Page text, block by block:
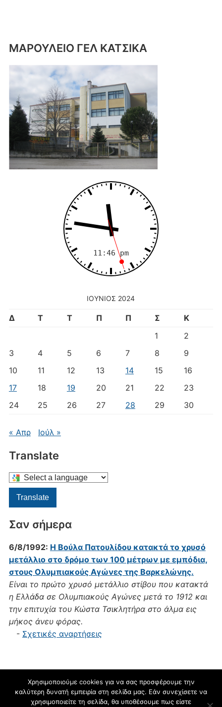
ΜΑΡΟΥΛΕΙΟ ΓΕΛ ΚΑΤΣΙΚΑ
ΙΟΎΝΙΟΣ 2024
Δ Τ Τ Π Π Σ
Κ
1
2
3
4 5 6 7 8
9
10
11 12 13 14 15
16
17
18 19 20 21 22
23
24
25 26 27 28 29 30
« Απρ Ιούλ »
Translate
Select
a
language
translate
page
Translate
Σαν σήμερα
6/8/1992: Η Βούλα Πατουλίδου κατακτά το χρυσό
μετάλλιο στο δρόμο των 100 μέτρων με εμπόδια,
στους Ολυμπιακούς Αγώνες της Βαρκελώνης.
Είναι το πρώτο χρυσό μετάλλιο στίβου που κατακτά
η Ελλάδα σε Ολυμπιακούς Αγώνες μετά το 1912 και
την επιτυχία του Κώστα Τσικλητήρα στο άλμα εις
μήκος άνευ φόρας.
- Σχετικές αναρτήσεις
blogs.sch.gr
Χρησιμοποιούμε cookies για να σας προσφέρουμε την
καλύτερη δυνατή εμπειρία στη σελίδα μας. Εάν συνεχίσετε να
χρησιμοποιείτε τη σελίδα, θα υποθέσουμε πως είστε